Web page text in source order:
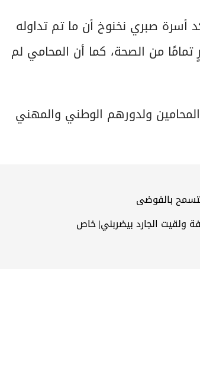
أسرة صبري نخنوخ أن ما تم تداوله
من الصحة، كما أن المحامي لم
ولدورهم الوطني والمهني
بالفوضى
ولقيت الجارد بيضربني| خاص